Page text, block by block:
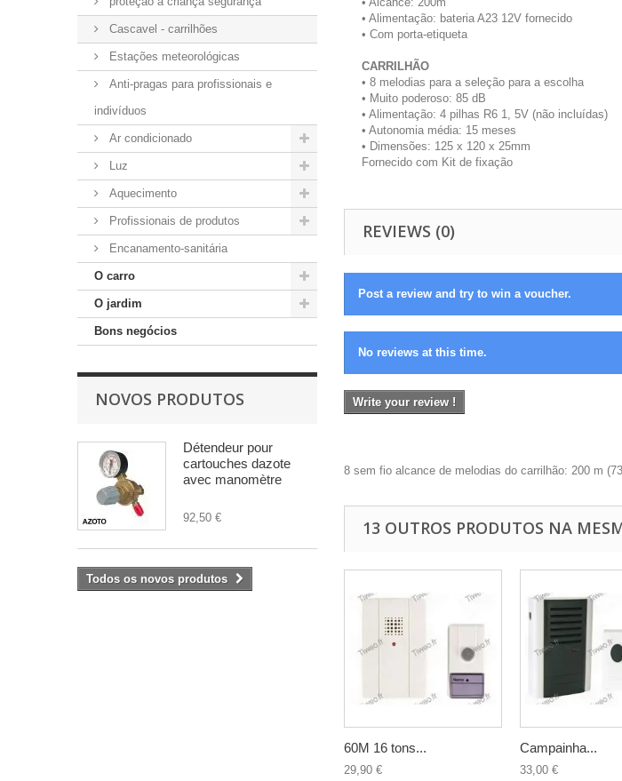
Cascavel - carrilhões
Estações meteorológicas
Anti-pragas para profissionais e
indivíduos
Ar condicionado
Luz
Aquecimento
Profissionais de produtos
Encanamento-sanitária
O carro
O jardim
Bons negócios
NOVOS PRODUTOS
Détendeur pour
cartouches dazote
avec manomètre
92,50 €
Todos os novos produtos
• Alimentação: bateria A23 12V fornecido
• Com porta-etiqueta
CARRILHÃO
• 8 melodias para a seleção para a escolha
• Muito poderoso: 85 dB
• Alimentação: 4 pilhas R6 1, 5V (não incluídas)
• Autonomia média: 15 meses
• Dimensões: 125 x 120 x 25mm
Fornecido com Kit de fixação
REVIEWS (0)
Post a review and try to win a voucher.
No reviews at this time.
Write your review !
8 sem fio alcance de melodias do carrilhão: 200 m (73
13 OUTROS PRODUTOS NA
60M 16 tons...
29,90 €
Campainha...
33,00 €